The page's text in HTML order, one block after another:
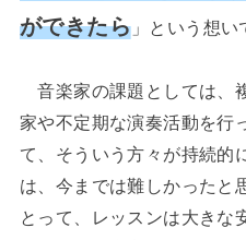
ができたら」という想い
音楽家の課題としては、
家や不定期な演奏活動を行
て、そういう方々が持続的
は、今までは難しかったと
とって、レッスンは大きな